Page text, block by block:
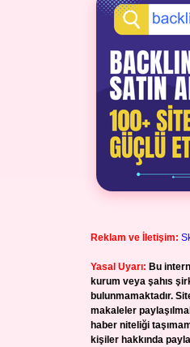
Reklam ve İletişim:
Yasal Uyarı: Bu
kurum veya şahıs
bulunmamaktadır.
makaleler
haber niteliği
kişiler hakkında